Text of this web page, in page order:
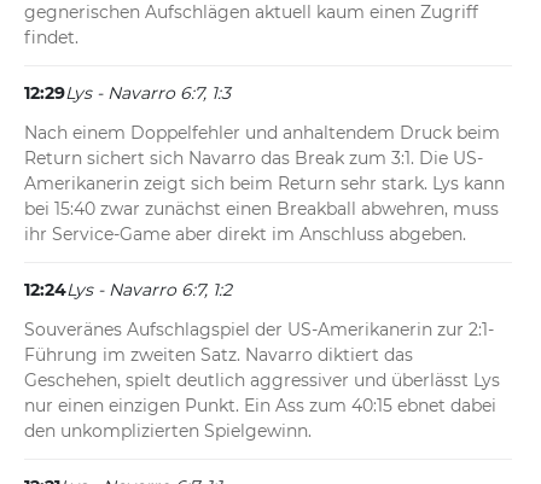
gegnerischen Aufschlägen aktuell kaum einen Zugriff
findet.
12:29Lys - Navarro 6:7, 1:3
Nach einem Doppelfehler und anhaltendem Druck beim
Return sichert sich Navarro das Break zum 3:1. Die US-
Amerikanerin zeigt sich beim Return sehr stark. Lys kann
bei 15:40 zwar zunächst einen Breakball abwehren, muss
ihr Service-Game aber direkt im Anschluss abgeben.
12:24Lys - Navarro 6:7, 1:2
Souveränes Aufschlagspiel der US-Amerikanerin zur 2:1-
Führung im zweiten Satz. Navarro diktiert das
Geschehen, spielt deutlich aggressiver und überlässt Lys
nur einen einzigen Punkt. Ein Ass zum 40:15 ebnet dabei
den unkomplizierten Spielgewinn.